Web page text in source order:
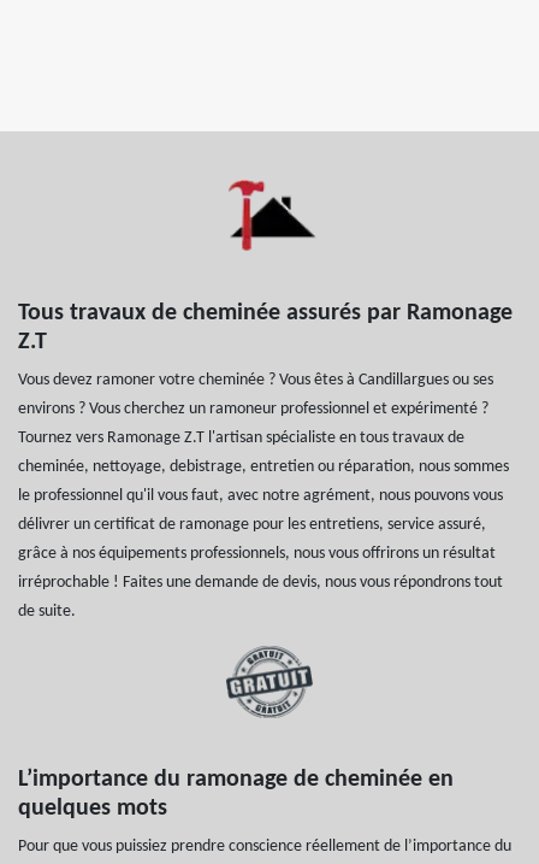
Tous travaux de cheminée assurés par Ramonage
Z.T
Vous devez ramoner votre cheminée ? Vous êtes à Candillargues ou ses
environs ? Vous cherchez un ramoneur professionnel et expérimenté ?
Tournez vers Ramonage Z.T l'artisan spécialiste en tous travaux de
cheminée, nettoyage, debistrage, entretien ou réparation, nous sommes
le professionnel qu'il vous faut, avec notre agrément, nous pouvons vous
délivrer un certificat de ramonage pour les entretiens, service assuré,
grâce à nos équipements professionnels, nous vous offrirons un résultat
irréprochable ! Faites une demande de devis, nous vous répondrons tout
de suite.
L’importance du ramonage de cheminée en
quelques mots
Pour que vous puissiez prendre conscience réellement de l’importance du